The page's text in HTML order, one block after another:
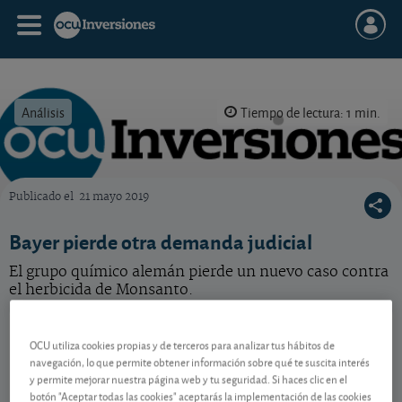
Análisis Tiempo de lectura: 1 min.
Publicado el 21 mayo 2019
Bayer pierde otra demanda judicial
El grupo químico alemán pierde un nuevo caso contra
el herbicida de Monsanto.
DE000BAY0017
07/08/2026 Fráncfort
0,41 EUR (0,83 %)
OCU utiliza cookies propias y de terceros para analizar tus hábitos de
navegación, lo que permite obtener información sobre qué te suscita interés
y permite mejorar nuestra página web y tu seguridad. Si haces clic en el
botón "Aceptar todas las cookies" aceptarás la implementación de las cookies